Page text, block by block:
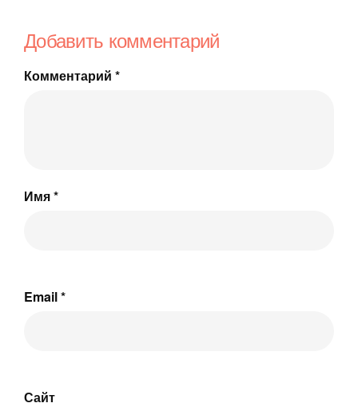
Добавить комментарий
Комментарий *
Имя*
Email*
Сайт